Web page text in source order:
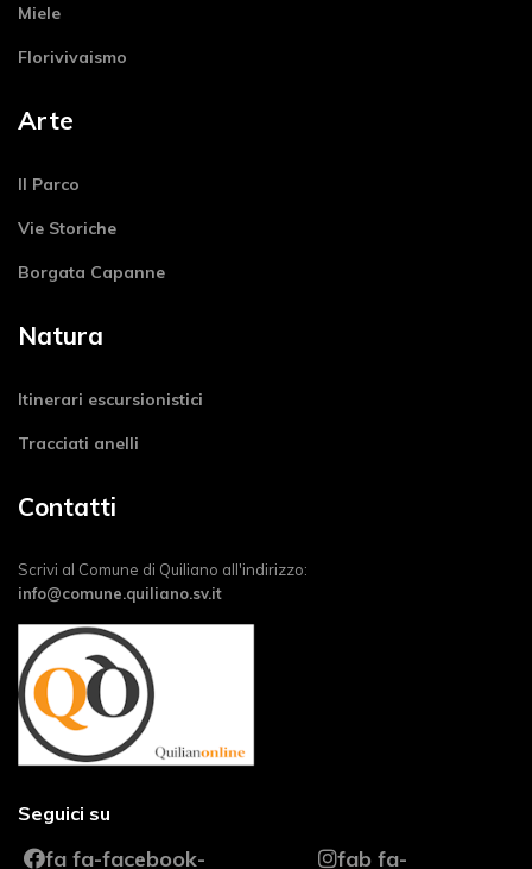
Miele
Florivivaismo
Arte
Il Parco
Vie Storiche
Borgata Capanne
Natura
Itinerari escursionistici
Tracciati anelli
Contatti
Scrivi al Comune di Quiliano all'indirizzo:
info@comune.quiliano.sv.it
Seguici su
fa fa-facebook- fab fa-